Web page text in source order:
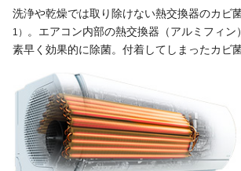
洗浄や乾燥では取り除けない熱交換器のカビ
1）
。エアコン内部の熱交換器（アルミフィ
素早く効果的に除菌。付着してしまったカビ